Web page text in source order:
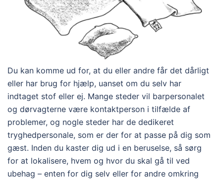
Du kan komme ud for, at du eller andre får det dårligt
eller har brug for hjælp, uanset om du selv har
indtaget stof eller ej. Mange steder vil barpersonalet
og dørvagterne være kontaktperson i tilfælde af
problemer, og nogle steder har de dedikeret
tryghedpersonale, som er der for at passe på dig som
gæst. Inden du kaster dig ud i en beruselse, så sørg
for at lokalisere, hvem og hvor du skal gå til ved
ubehag – enten for dig selv eller for andre omkring